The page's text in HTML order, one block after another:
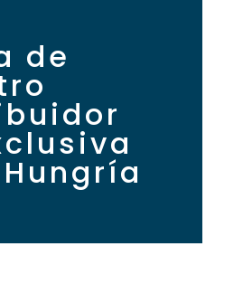
de